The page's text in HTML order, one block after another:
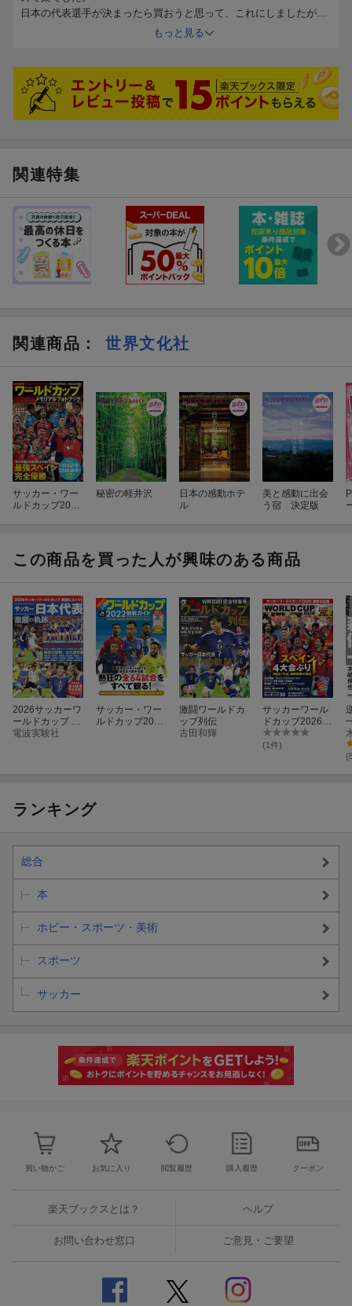
新ルールの解説も。初心者にもわかりやすい！
また本書では、今大会で導入される新ルール、大会のレギュレー
＆決勝戦結果、そして日本代表のW杯出場7大会成績も掲載してい
ます。
付録のブックレットは、W杯中継・配信カレンダーと見どこ
ろガイド
綴じ込み付録は、持ち運びに便利な24ページのブックレット「観
戦ハンドブック」。全試合をライブ配信するDAZNの協力のもと、
す。
現代サッカー用語ガイドも付き、このブックレットだけでも観戦
を十二分に楽しむことができます。
日本の代表選手が決まったら買おうと思って、これにしましたが、
選手の説明はあまり詳しくはないです。
ただ、他の国の選手までは全然詳しくはないので、これ見て試合観
戦楽しみます。
もっと見る
関連特集
関連商品 ： 世界文化社
サッカー・ワー
ルドカップ2026
秘密の軽井沢
日本の感動ホテ
ル
美と感動に出会
う宿 決定版
この商品を買った人が興味のある商品
2026サッカーワ
ールドカップ 熱
闘ヒストリー 20
電波実験社
サッカー・ワー
ルドカップ2022
激闘ワールドカ
ップ列伝
古田和輝
サッカーワール
ドカップ2026
激戦の記憶
(1件)
ランキング
総合
本
ホビー・スポーツ・美術
スポーツ
サッカー
買い物かご お気に入り 閲覧履歴 購入履歴 クーポン
楽天ブックスとは？ ヘルプ
お問い合わせ窓口 ご意見・ご要望